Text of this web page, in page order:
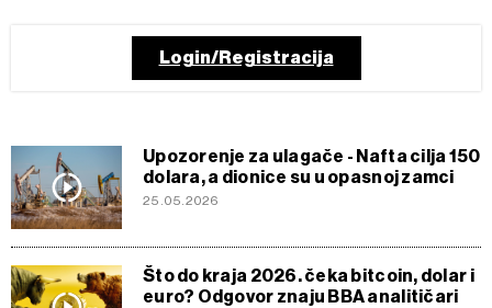
Login/Registracija
Upozorenje za ulagače - Nafta cilja 150
dolara, a dionice su u opasnoj zamci
25.05.2026
Što do kraja 2026. čeka bitcoin, dolar i
euro? Odgovor znaju BBA analitičari